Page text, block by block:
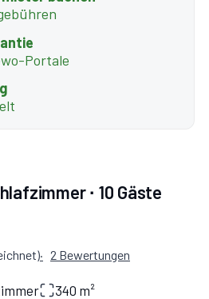
Portale
∙ 10 Gäste
2 Bewertungen
340 m²